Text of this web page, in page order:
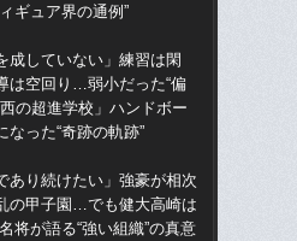
ギュア界の通例”
成していない」練習は閑
は空回り…弱小だった“偏
の超進学校」ハンドボー
なった“奇跡の軌跡”
あり続けたい」強豪が相次
の甲子園…でも健大高崎は
将が語る“強い組織”の真意